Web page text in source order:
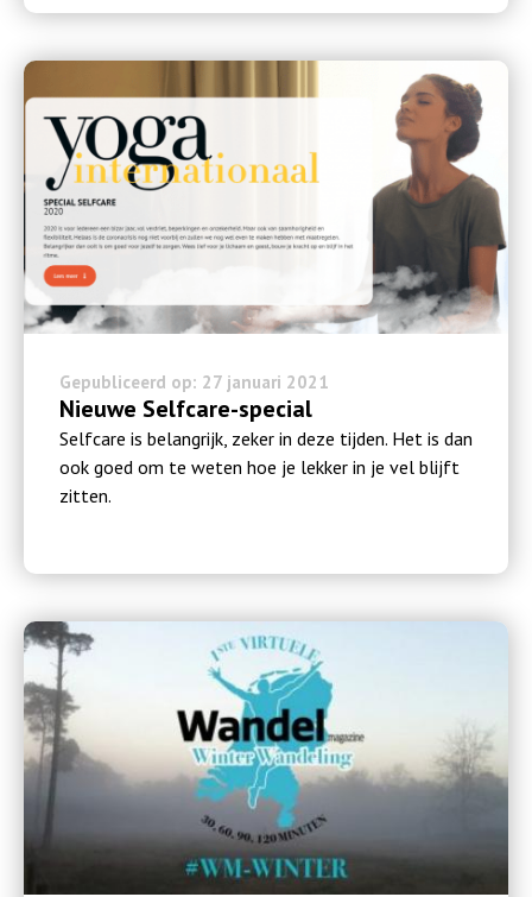
Gepubliceerd op: 27 januari 2021
Nieuwe Selfcare-special
Selfcare is belangrijk, zeker in deze tijden. Het is dan
ook goed om te weten hoe je lekker in je vel blijft
zitten.